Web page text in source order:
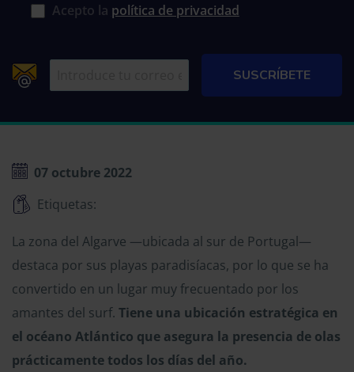
Acepto la política de privacidad
07 octubre 2022
Etiquetas:
La zona del Algarve —ubicada al sur de Portugal—
destaca por sus playas paradisíacas, por lo que se ha
convertido en un lugar muy frecuentado por los
amantes del surf. Tiene una ubicación estratégica en
el océano Atlántico que asegura la presencia de olas
prácticamente todos los días del año.